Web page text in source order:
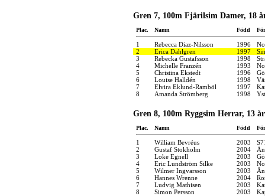
Gren 7, 100m Fjärilsim Damer, 18
Plac. Namn Född
1 Rebecca Diaz-Nilsson 1996
2
Erica Dahlgren 1997
3
Rebecka Gustafsson 1998
4
Michelle Franzén 1993
5
Christina Ekstedt 1996
6
Louise Halldén 1998
7
Elvira Eklund-Ramböl 1997
8
Amanda Strömberg 1998
Gren 8, 100m Ryggsim Herrar, 13
Plac. Namn Född
1 William Bevréus 2003
2
Gustaf Stokholm 2004
3
Loke Egnell 2003
4
Eric Lundström Silke 2003
5
Wilmer Ingvarsson 2003
6
Hannes Wrenne 2004
7
Ludvig Mathisen 2003
8
Simon Persson 2003